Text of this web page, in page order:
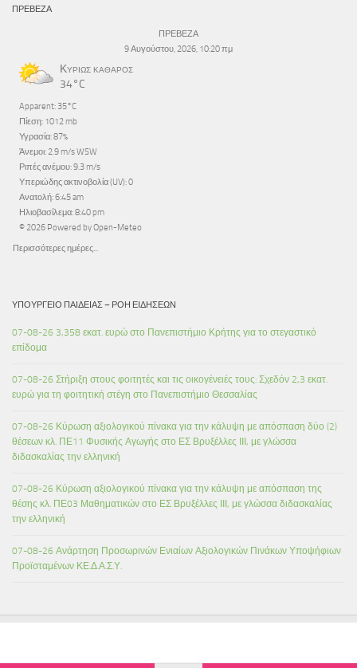
ΠΡΕΒΕΖΑ
ΠΡΕΒΕΖΑ
9 Αυγούστου, 2026, 10:20 πμ
Κυρίως καθαρός
34°C
Apparent: 35°C
Πίεση: 1012 mb
Υγρασία: 87%
Άνεμοι: 2.9 m/s WSW
Ριπές ανέμου: 9.3 m/s
Υπεριώδης ακτινοβολία (UV): 0
Ανατολή: 6:45 am
Ηλιοβασίλεμα: 8:40 pm
© 2026 Powered by Open-Meteo
Περισσότερες ημέρες...
ΥΠΟΥΡΓΕΊΟ ΠΑΙΔΕΊΑΣ – ΡΟΉ ΕΙΔΉΣΕΩΝ
07-08-26 3,358 εκατ. ευρώ στο Πανεπιστήμιο Κρήτης για το στεγαστικό
επίδομα
07-08-26 Στήριξη στους φοιτητές και τις οικογένειές τους: Σχεδόν 2,3 εκατ.
ευρώ για τη φοιτητική στέγη στο Πανεπιστήμιο Θεσσαλίας
07-08-26 Κύρωση αξιολογικού πίνακα για την κάλυψη με απόσπαση δύο (2)
θέσεων κλ. ΠΕ11 Φυσικής Αγωγής στο ΕΣ Βρυξέλλες ΙΙΙ, με γλώσσα
διδασκαλίας την ελληνική
07-08-26 Κύρωση αξιολογικού πίνακα για την κάλυψη με απόσπαση της
θέσης κλ. ΠΕ03 Μαθηματικών στο ΕΣ Βρυξέλλες ΙΙΙ, με γλώσσα διδασκαλίας
την ελληνική
07-08-26 Ανάρτηση Προσωρινών Ενιαίων Αξιολογικών Πινάκων Υποψήφιων
Προϊσταμένων ΚΕ.Δ.Α.Σ.Υ.